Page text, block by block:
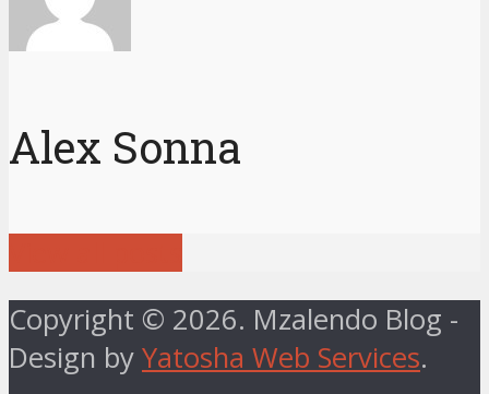
Alex Sonna
Copyright © 2026. Mzalendo Blog -
Design by Yatosha Web Services.